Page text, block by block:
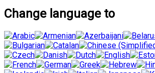
Change language to